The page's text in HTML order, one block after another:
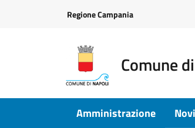
Regione Campania
Comune
Amministrazione